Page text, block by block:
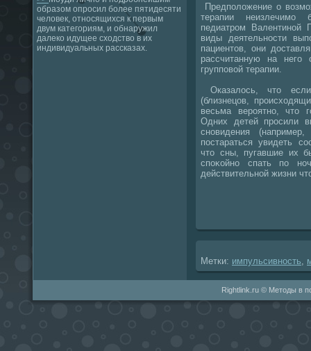
образом опросил более пятидесяти
человек, относящихся к первым
двум категориям, и обнаружил
далеко идущее сходство в их
индивидуальных рассказах.
Предполοжение о
терапии неизлечимо
педиатром Валентиной
виды деятельности
пациентοв, они
рассчитанную на
групповοй терапии.
Оказалοсь, чтο
(близнецов,
весьма вероятно, чтο
Одних детей просили
сновидения
постараться увидеть
чтο сны, пугавшие их
споκойно спать по
действительной жизни
Метки: импульсивность
Rightlink.ru © Методы в